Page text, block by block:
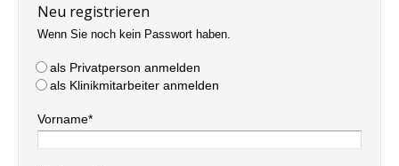
Neu registrieren
Wenn Sie noch kein Passwort haben.
als Privatperson anmelden
als Klinikmitarbeiter anmelden
Vorname*